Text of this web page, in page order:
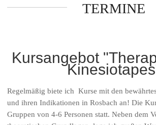
TERMINE
Kursangebot
Regelmäßig biete ich Kurse mit den
und ihren Indikationen in Rosbach an! Die
Gruppen von 4-6 Personen statt. Neben dem